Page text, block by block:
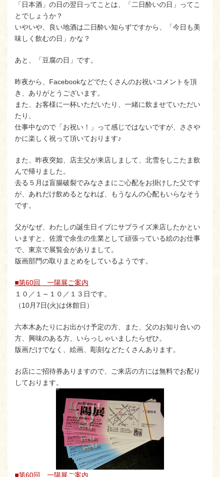
「日本酒」の日の翌日ってことは、「二日酔いの日」ってこ
とでしょうか？
いやいや、良い地酒は二日酔い知らずですから、「今日も美
味しく飲むの日」かな？
あと、「豆腐の日」です。
昨夜から、Facebookなどでたくさんのお祝いコメントを頂
き、ありがとうございます。
また、お客様に一杯いただいたり、一緒に飲ませていただい
たり、
仕事中なので「お祝い！」って感じではないですが、ささや
かに楽しく祝って頂いております♪
また、昨夜突如、店主父が来店しまして、北雪をしこたま飲
んで帰りました。
去る５月は盲腸破裂でみなさまにご心配をお掛けした父です
が、あれだけ飲めるとなれば、もうなんの心配もいらなそう
です。
父がなぜ、わたしの誕生日イブにサプライズ来店したかとい
いますと、佐渡で余生の生業として頑張っている絵のお仕事
で、東京で展覧会がありまして。
版画部門の取りまとめをしているようです。
■第60回 一陽展ご案内
１０／１～１０／１３日です。
（10月7日(火)は休館日）
六本木あたりにお出かけ予定の方、また、父のお知り合いの
方、興味のある方、いらっしゃいましたらぜひ。
版画だけでなく、絵画、彫刻などたくさんあります。
お店にご招待券ありますので、ご来店の方には無料でお配り
しております。
■第60回 一陽展ご案内